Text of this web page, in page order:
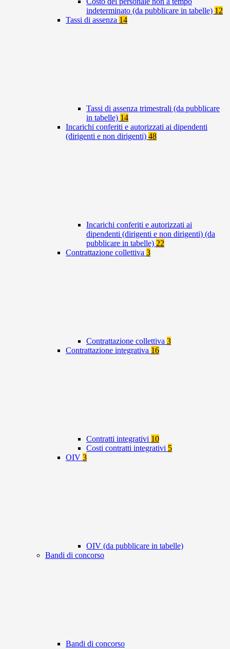
indeterminato (da pubblicare in tabelle) 12
Tassi di assenza 14
Tassi di assenza trimestrali (da pubblicare
in tabelle) 14
Incarichi conferiti e autorizzati ai dipendenti
(dirigenti e non dirigenti) 48
Incarichi conferiti e autorizzati ai
dipendenti (dirigenti e non dirigenti) (da
pubblicare in tabelle) 22
Contrattazione collettiva 3
Contrattazione collettiva 3
Contrattazione integrativa 16
Contratti integrativi 10
Costi contratti integrativi 5
OIV 3
OIV (da pubblicare in tabelle)
Bandi di concorso
Bandi di concorso